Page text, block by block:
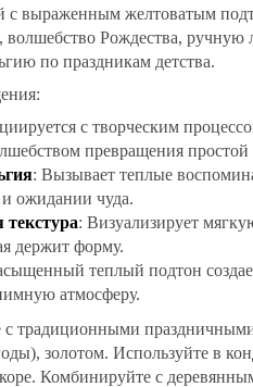
выраженным желтоватым
волшебство Рождества, ручную
по праздникам детства.
с творческим
превращения
: Вызывает теплые
ожидании чуда.
: Визуализирует
держит форму.
теплый подтон
атмосферу.
с традиционными
золотом. Используйте в
Комбинируйте с